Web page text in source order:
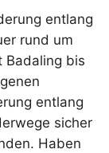
entlang
rund um
Badaling bis
entlang
sicher
Haben